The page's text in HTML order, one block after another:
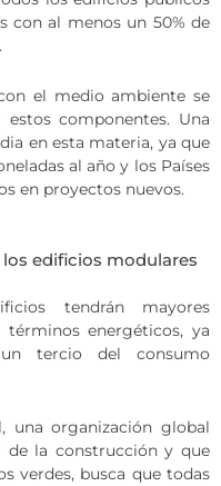
con al menos un 50% de
el medio ambiente se
componentes. Una
en esta materia, ya que
al año y los Países
en proyectos nuevos.
edificios modulares
tendrán mayores
términos energéticos, ya
tercio del consumo
una organización global
de la construcción y que
verdes, busca que todas